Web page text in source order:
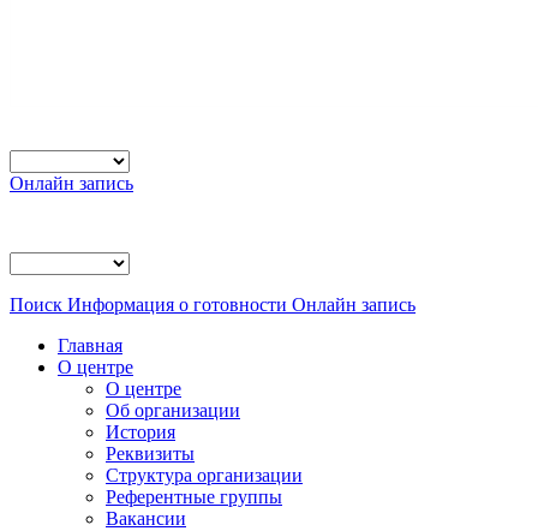
Онлайн запись
Поиск Информация о готовности Онлайн запись
Главная
О центре
О центре
Об организации
История
Реквизиты
Структура организации
Референтные группы
Вакансии